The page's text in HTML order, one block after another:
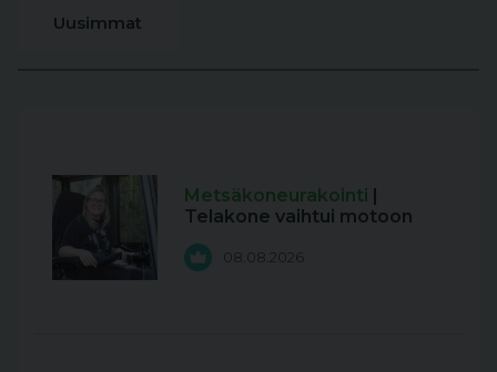
Uusimmat
Metsäkoneurakointi |
Telakone vaihtui motoon
08.08.2026